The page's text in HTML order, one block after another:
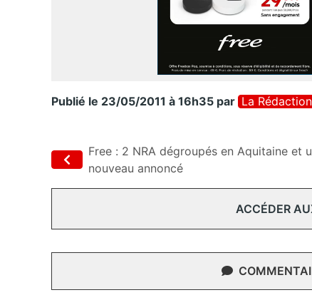
Publié le 23/05/2011 à 16h35 par La Rédaction
Free : 2 NRA dégroupés en Aquitaine et
nouveau annoncé
ACCÉDER